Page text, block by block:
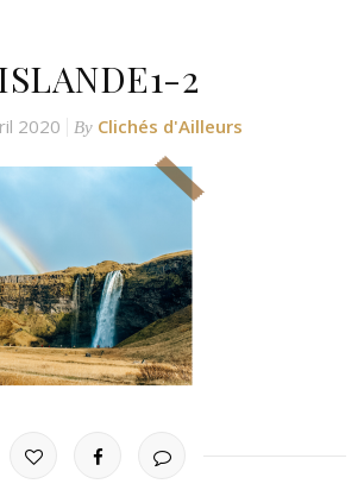
2
2020 By Clichés d'Ailleurs